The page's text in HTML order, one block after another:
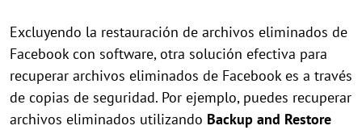
Excluyendo la restauración de archivos eliminados de
Facebook con software, otra solución efectiva para
recuperar archivos eliminados de Facebook es a través
de copias de seguridad. Por ejemplo, puedes recuperar
archivos eliminados utilizando Backup and Restore